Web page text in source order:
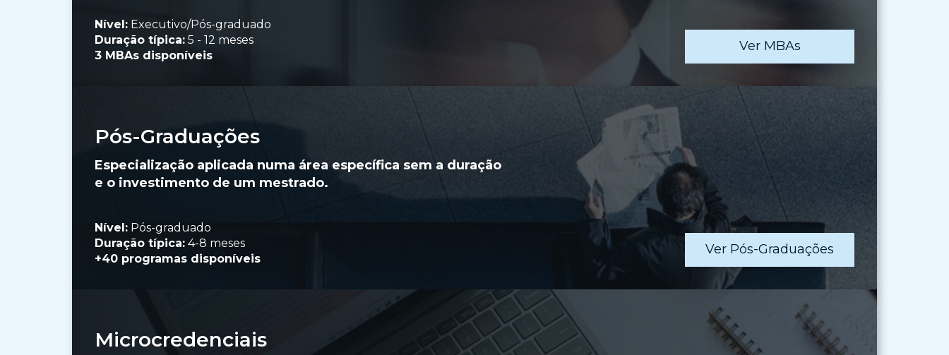
Nível: Executivo/Pós-graduado
Duração típica: 5 - 12 meses
3 MBAs disponíveis
Ver MBAs
Pós-Graduações
Especialização aplicada numa área específica sem a duração
e o investimento de um mestrado.
Nível: Pós-graduado
Duração típica: 4-8 meses
+40 programas disponíveis
Ver Pós-Graduações
Microcredenciais